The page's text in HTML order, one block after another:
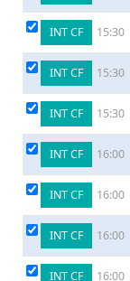
INT CF
15:30
INT CF 15:30
INT CF 15:30
INT CF 16:00
INT CF 16:00
INT CF 16:00
INT CF 16:00